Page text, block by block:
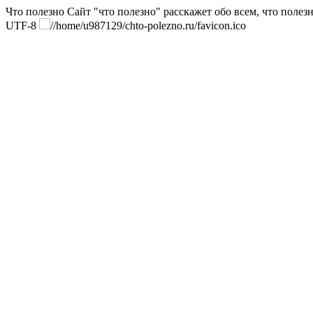
Что полезно Сайт "что полезно" расскажет обо всем, что
UTF-8
//home/u987129/chto-polezno.ru/favicon.ico